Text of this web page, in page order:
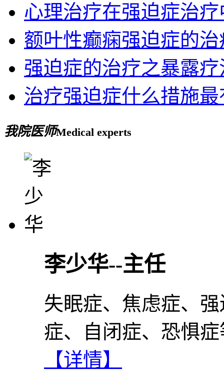
心理治疗在强迫症治
额叶性癫痫强迫症的
强迫症的治疗之暴露疗
治疗强迫症什么措施最
我院医师Medical experts
李少华--主任
失眠症、焦虑症、
症、自闭症、恐惧
【详情】